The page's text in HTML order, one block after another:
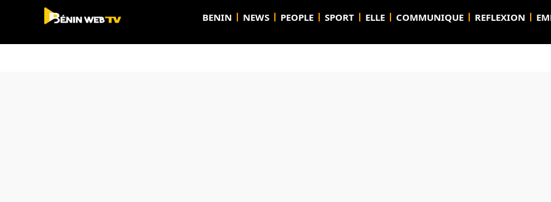
BENIN NEWS PEOPLE SPORT ELLE COMMUNIQUE REFLEXION